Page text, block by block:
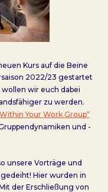
Kurs auf die Beine
2022/23 gestartet
wollen wir euch dabei
zu werden.
Your Work Group“
und -
unsere Vorträge und
Hier wurden in
der Erschließung von